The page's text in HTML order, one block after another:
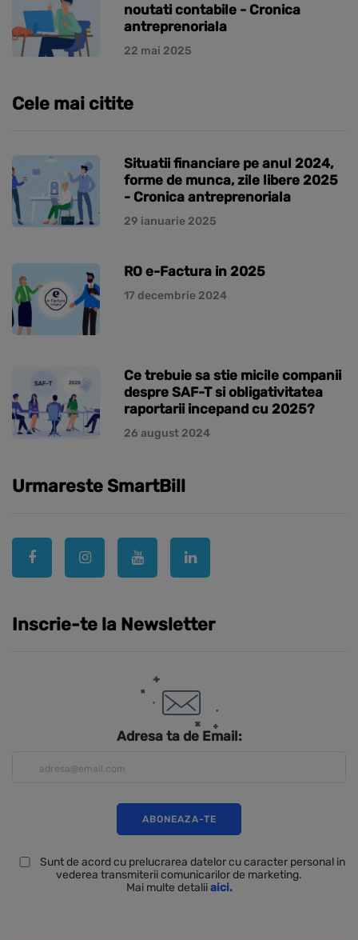
noutati contabile - Cronica
antreprenoriala
22 mai 2025
Cele mai citite
Situatii financiare pe anul 2024,
forme de munca, zile libere 2025
- Cronica antreprenoriala
29 ianuarie 2025
RO e-Factura in 2025
17 decembrie 2024
Ce trebuie sa stie micile companii
despre SAF-T si obligativitatea
raportarii incepand cu 2025?
26 august 2024
Urmareste SmartBill
Inscrie-te la Newsletter
Adresa ta de Email:
Sunt de acord cu prelucrarea datelor cu caracter personal in
vederea transmiterii comunicarilor de marketing.
Mai multe detaliiaici.